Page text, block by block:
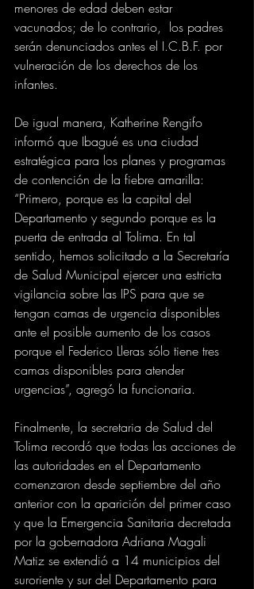
menores de edad deben estar
vacunados; de lo contrario,  los padres
serán denunciados antes el I.C.B.F. por
vulneración de los derechos de los
infantes.
De igual manera, Katherine Rengifo
informó que Ibagué es una ciudad
estratégica para los planes y programas
de contención de la fiebre amarilla:
“Primero, porque es la capital del
Departamento y segundo porque es la
puerta de entrada al Tolima. En tal
sentido, hemos solicitado a la Secretaría
de Salud Municipal ejercer una estricta
vigilancia sobre las IPS para que se
tengan camas de urgencia disponibles
ante el posible aumento de los casos
porque el Federico Lleras sólo tiene tres
camas disponibles para atender
urgencias”, agregó la funcionaria.
Finalmente, la secretaria de Salud del
Tolima recordó que todas las acciones de
las autoridades en el Departamento
comenzaron desde septiembre del año
anterior con la aparición del primer caso
y que la Emergencia Sanitaria decretada
por la gobernadora Adriana Magali
Matiz se extendió a 14 municipios del
suroriente y sur del Departamento para